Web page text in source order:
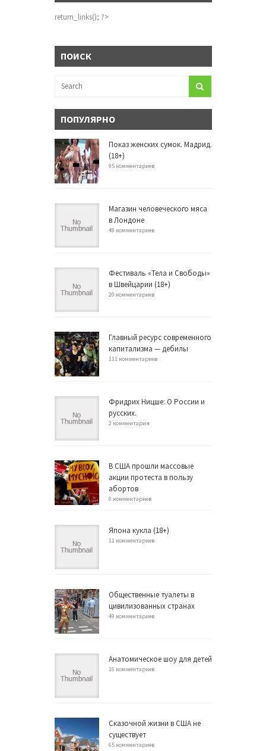
return_links(); ?>
ПОИСК
ПОПУЛЯРНО
Показ женских сумок. Мадрид.
(18+)
95 комментариев
Магазин человеческого мяса
в Лондоне
48 комментариев
Фестиваль «Тела и Свободы»
в Швейцарии (18+)
20 комментариев
Главный ресурс современного
капитализма — дебилы
111 комментариев
Фридрих Ницше: О России и
русских.
2 комментария
В США прошли массовые
акции протеста в пользу
абортов
0 комментариев
Япона кукла (18+)
11 комментариев
Общественные туалеты в
цивилизованных странах
49 комментариев
Анатомическое шоу для детей
16 комментариев
Сказочной жизни в США не
существует
65 комментариев